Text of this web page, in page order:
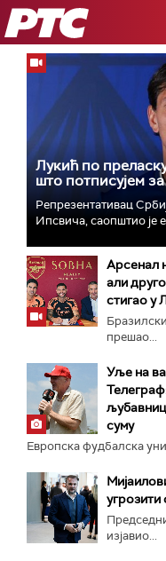
РТС
Лукић по
што потписујем за
Репрезентативац
Ипсвича, саопштио је
Арсенал
али
стигао у
прешао...
Уље на
суму
Европска фудбалска
изјавио...